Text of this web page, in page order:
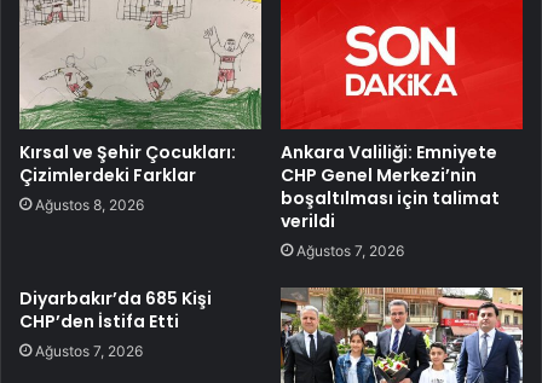
Kırsal ve Şehir Çocukları:
Çizimlerdeki Farklar
Ağustos 8, 2026
Ankara Valiliği: Emniyete
CHP Genel Merkezi’nin
boşaltılması için talimat
verildi
Ağustos 7, 2026
Diyarbakır’da 685 Kişi
CHP’den İstifa Etti
Ağustos 7, 2026